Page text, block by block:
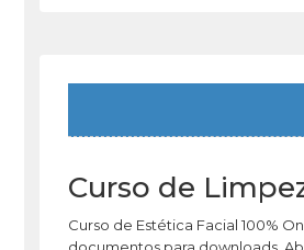
Curso de
Curso de Estética Facial 100%